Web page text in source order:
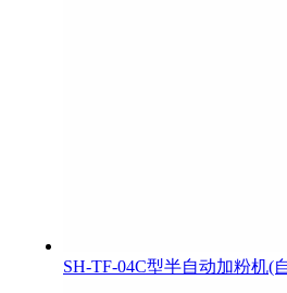
SH-TF-04C型半自动加粉机(